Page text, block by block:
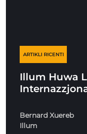
ARTIKLI RICENTI
Illum Huwa
Bernard Xuereb
Illum